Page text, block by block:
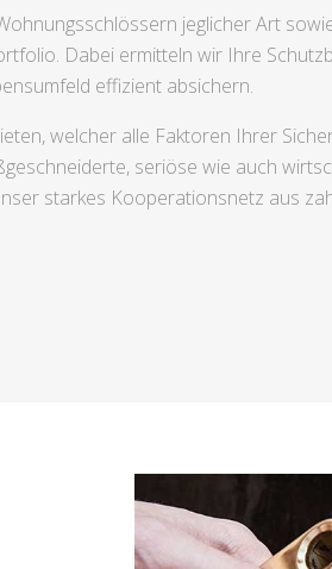
jeglicher Art
Dabei ermitteln wir Ihre
effizient absichern.
welcher alle Faktoren Ihrer
seriöse wie auch
starkes Kooperationsnetz aus